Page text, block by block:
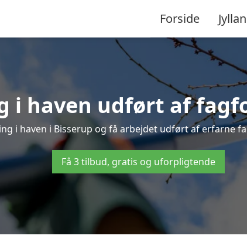
Forside
i haven udført af
i haven i Bisserup og få arbejdet udført af erfarne
Få 3 tilbud, gratis og uforpligtende